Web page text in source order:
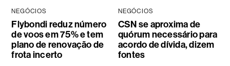
NEGÓCIOS
Flybondi reduz número
de voos em 75% e tem
plano de renovação de
frota incerto
NEGÓCIOS
CSN se aproxima de
quórum necessário para
acordo de dívida, dizem
fontes